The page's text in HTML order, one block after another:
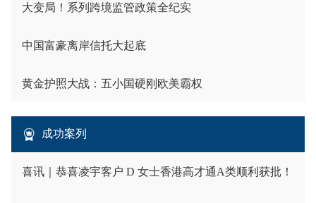
大变局！系列跨境监管政策全纪实
中国富豪离岸信托大起底
黄金护照大战：五小国硬刚欧美霸权
成功案列
喜讯｜恭喜凌宇客户 D 女士香港高才通A类顺利获批！